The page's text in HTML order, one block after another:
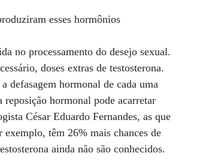
esses hormônios
no processamento do desejo sexual.
doses extras de testosterona.
defasagem hormonal de cada uma
reposição hormonal pode acarretar
César Eduardo Fernandes, as que
têm 26% mais chances de
ainda não são conhecidos.